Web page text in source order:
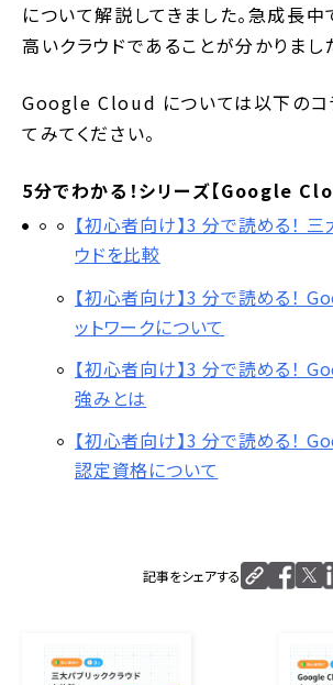
について解説してきました。急成長
高いクラウドであることが分かりまし
Google Cloud については以下のコ
てみてください。
5分でわかる！シリーズ【Google
【初心者向け】3 分で読める！ 三
ウドを比較
【初心者向け】3 分で読める！
ットワークについて
【初心者向け】3 分で読める！
強みとは
【初心者向け】3 分で読める！
認定資格について
記事をシェアする